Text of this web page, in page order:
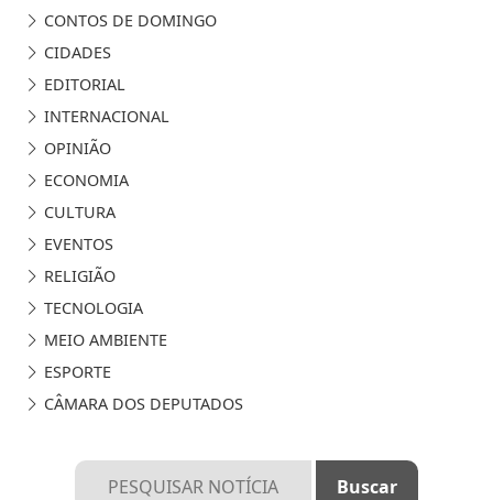
CONTOS DE DOMINGO
CIDADES
EDITORIAL
INTERNACIONAL
OPINIÃO
ECONOMIA
CULTURA
EVENTOS
RELIGIÃO
TECNOLOGIA
MEIO AMBIENTE
ESPORTE
CÂMARA DOS DEPUTADOS